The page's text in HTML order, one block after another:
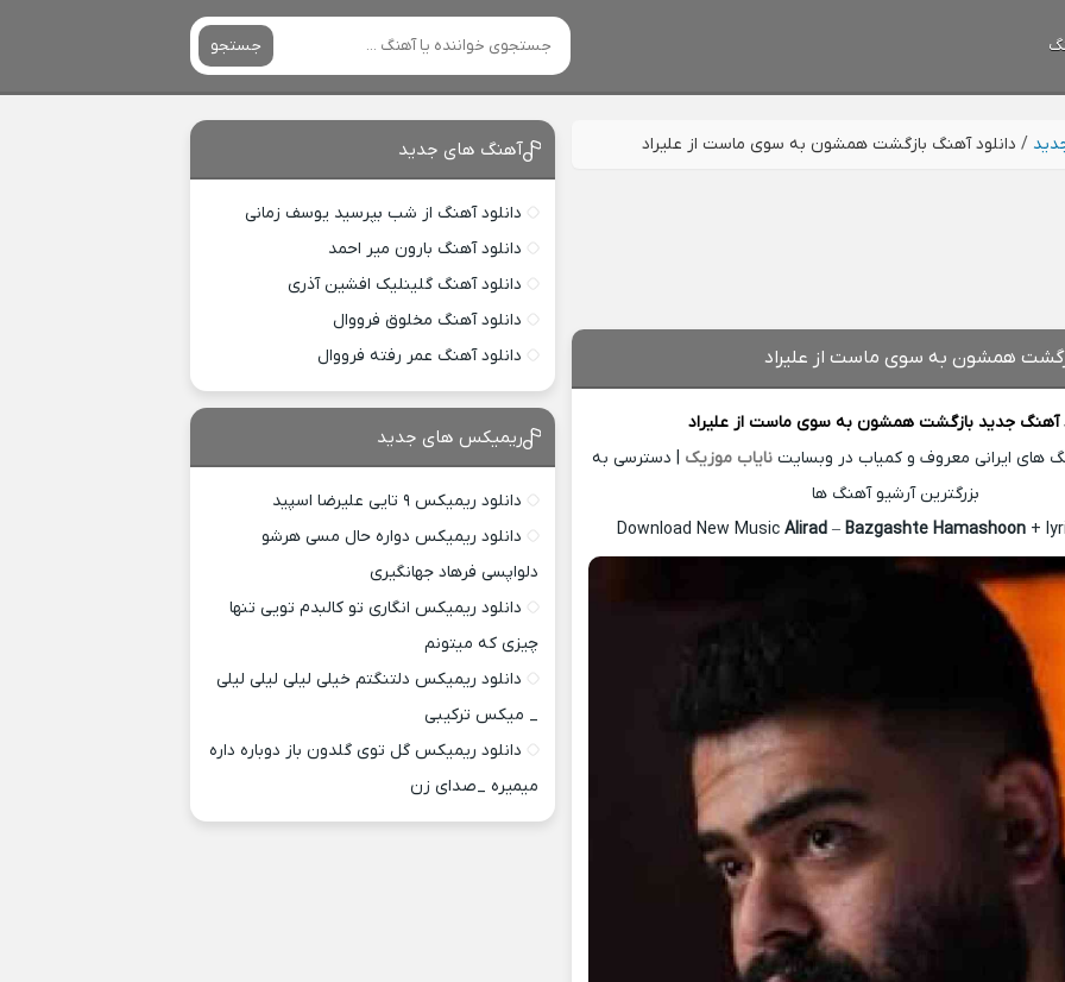
جستجو
/ دانلود آهنگ بازگشت همشون به سوی ماست از علیراد
همشون به سوی ماست از علیراد
آهنگ جدید بازگشت همشون به سوی ماست ازعلیراد
های ایرانی معروف و کمیاب در وبسایتنایاب موزیک | دسترسی به
بزرگترین آرشیو آهنگ ها
Download New MusicAlirad –Bazgashte Hamashoon +
آهنگ های جدید
دانلود آهنگ از شب بپرسید یوسف زمانی
دانلود آهنگ بارون میر احمد
دانلود آهنگ گلینلیک افشین آذری
دانلود آهنگ مخلوق فرووال
دانلود آهنگ عمر رفته فرووال
ریمیکس های جدید
دانلود ریمیکس ۹ تایی علیرضا اسپید
دانلود ریمیکس دواره حال مسی هرشو
دلواپسی فرهاد جهانگیری
دانلود ریمیکس انگاری تو کالبدم تویی تنها
چیزی که میتونم
دانلود ریمیکس دلتنگتم خیلی لیلی لیلی لیلی
_ میکس ترکیبی
دانلود ریمیکس گل توی گلدون باز دوباره داره
میمیره _صدای زن